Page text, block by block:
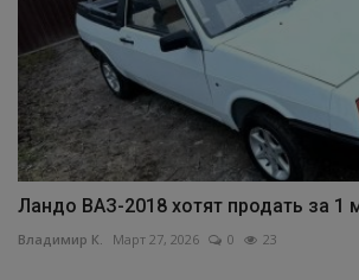
Ландо ВАЗ-2018 хотят продать за 1
Владимир К. Март 27, 2026 0 23